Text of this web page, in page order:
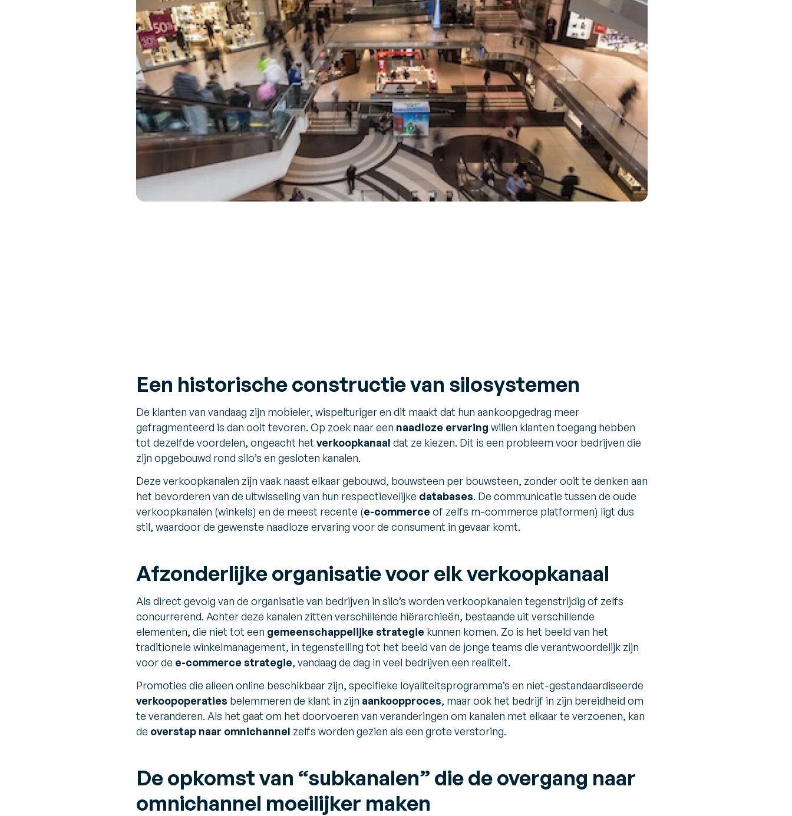
SUMMARY
Een historische constructie van silosystemen
Afzonderlijke organisatie voor elk verkoopkanaal
De opkomst van “subkanalen” die de overgang naar omnichannel moeilijker maken
Blader door meer content
Klaar om de goederen- en gegevensstroom in uw supply chain te optimaliseren?
Een historische constructie van silosystemen
De klanten van vandaag zijn mobieler, wispelturiger en dit maakt dat hun aankoopgedrag meer
gefragmenteerd is dan ooit tevoren. Op zoek naar een naadloze ervaring willen klanten toegang hebben
tot dezelfde voordelen, ongeacht het verkoopkanaal dat ze kiezen. Dit is een probleem voor bedrijven die
zijn opgebouwd rond silo’s en gesloten kanalen.
Deze verkoopkanalen zijn vaak naast elkaar gebouwd, bouwsteen per bouwsteen, zonder ooit te denken aan
het bevorderen van de uitwisseling van hun respectievelijke databases. De communicatie tussen de oude
verkoopkanalen (winkels) en de meest recente (e-commerceof zelfs m-commerce platformen) ligt dus
stil, waardoor de gewenste naadloze ervaring voor de consument in gevaar komt.
Afzonderlijke organisatie voor elk verkoopkanaal
Als direct gevolg van de organisatie van bedrijven in silo’s worden verkoopkanalen tegenstrijdig of zelfs
concurrerend. Achter deze kanalen zitten verschillende hiërarchieën, bestaande uit verschillende
elementen, die niet tot een gemeenschappelijke strategie kunnen komen. Zo is het beeld van het
traditionele winkelmanagement, in tegenstelling tot het beeld van de jonge teams die verantwoordelijk zijn
voor de e-commerce strategie, vandaag de dag in veel bedrijven een realiteit.
Promoties die alleen online beschikbaar zijn, specifieke loyaliteitsprogramma’s en niet-gestandaardiseerde
verkoopoperaties belemmeren de klant in zijn aankoopproces, maar ook het bedrijf in zijn bereidheid om
te veranderen. Als het gaat om het doorvoeren van veranderingen om kanalen met elkaar te verzoenen, kan
de overstap naar omnichannel zelfs worden gezien als een grote verstoring.
De opkomst van “subkanalen” die de overgang naar
omnichannel moeilijker maken